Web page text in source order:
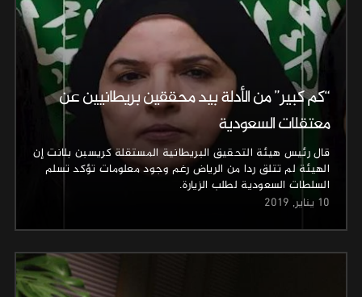
“كم كبير” من الأدلة بيد محققين بريطانيين عن
معتقلات السعودية
قال رئيس هيئة التحقيق البريطانية المستقلة كريسبن بلانت إن
الهيئة لم تتلق ردا من الرياض رغم وجود معلومات تؤكد تسلم
السلطات السعودية لطلب الزيارة.
10 يناير, 2019